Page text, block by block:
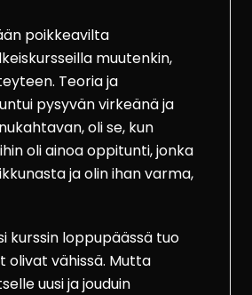
poikkeavilta
muutenkin,
Teoria ja
pysyvän virkeänä ja
oli se, kun
oli ainoa oppitunti, jonka
ja olin ihan varma,
kurssin loppupäässä tuo
olivat vähissä. Mutta
uusi ja jouduin